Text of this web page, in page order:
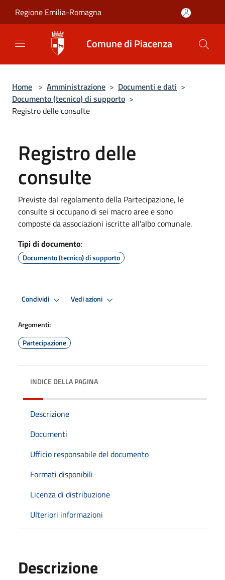
Regione Emilia-Romagna
Comune di Piacenza
Home > Amministrazione > Documenti e dati >
Documento (tecnico) di supporto >
Registro delle consulte
Registro delle
consulte
Previste dal regolamento della Partecipazione, le
consulte si occupano di sei macro aree e sono
composte da associazioni iscritte all'albo comunale.
Tipi di documento:
Documento (tecnico) di supporto
Condividi Vedi azioni
Argomenti:
Partecipazione
INDICE DELLA PAGINA
Descrizione
Documenti
Ufficio responsabile del documento
Formati disponibili
Licenza di distribuzione
Ulteriori informazioni
Descrizione